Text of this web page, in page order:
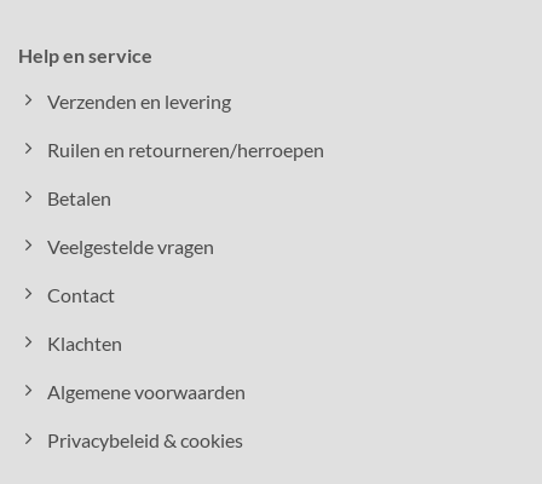
Help en service
Verzenden en levering
Ruilen en retourneren/herroepen
Betalen
Veelgestelde vragen
Contact
Klachten
Algemene voorwaarden
Privacybeleid & cookies